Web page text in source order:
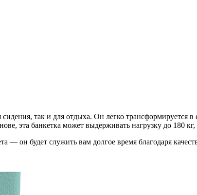
так и для отдыха. Он легко трансформируется
эта банкетка может выдерживать нагрузку до 180
— он будет служить вам долгое время благодаря